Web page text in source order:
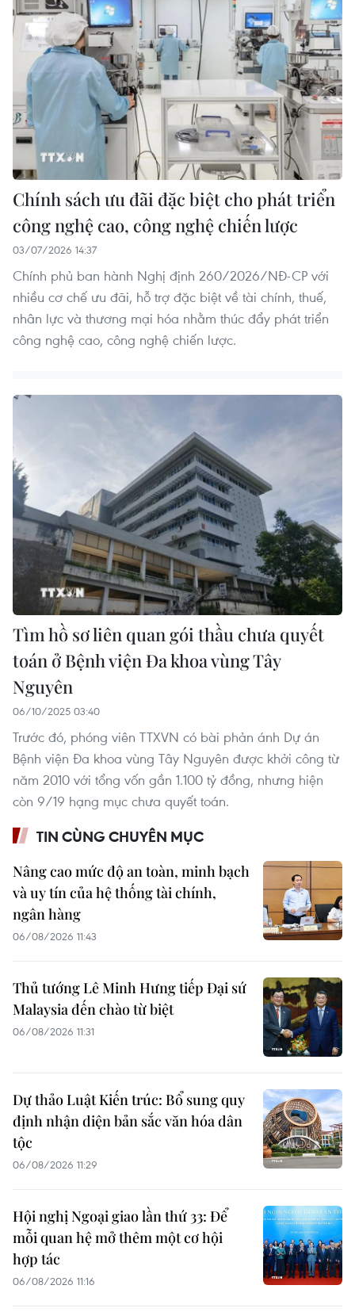
Chính sách ưu đãi đặc biệt cho phát triển
công nghệ cao, công nghệ chiến lược
03/07/2026 14:37
Chính phủ ban hành Nghị định 260/2026/NĐ-CP với
nhiều cơ chế ưu đãi, hỗ trợ đặc biệt về tài chính, thuế,
nhân lực và thương mại hóa nhằm thúc đẩy phát triển
công nghệ cao, công nghệ chiến lược.
Tìm hồ sơ liên quan gói thầu chưa quyết
toán ở Bệnh viện Đa khoa vùng Tây
Nguyên
06/10/2025 03:40
Trước đó, phóng viên TTXVN có bài phản ánh Dự án
Bệnh viện Đa khoa vùng Tây Nguyên được khởi công từ
năm 2010 với tổng vốn gần 1.100 tỷ đồng, nhưng hiện
còn 9/19 hạng mục chưa quyết toán.
TIN CÙNG CHUYÊN MỤC
Nâng cao mức độ an toàn, minh bạch
và uy tín của hệ thống tài chính,
ngân hàng
06/08/2026 11:43
Thủ tướng Lê Minh Hưng tiếp Đại sứ
Malaysia đến chào từ biệt
06/08/2026 11:31
Dự thảo Luật Kiến trúc: Bổ sung quy
định nhận diện bản sắc văn hóa dân
tộc
06/08/2026 11:29
Hội nghị Ngoại giao lần thứ 33: Để
mỗi quan hệ mở thêm một cơ hội
hợp tác
06/08/2026 11:16